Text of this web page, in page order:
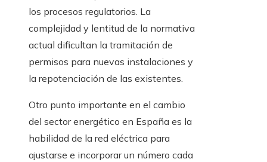
los procesos regulatorios. La
complejidad y lentitud de la normativa
actual dificultan la tramitación de
permisos para nuevas instalaciones y
la repotenciación de las existentes.
Otro punto importante en el cambio
del sector energético en España es la
habilidad de la red eléctrica para
ajustarse e incorporar un número cada